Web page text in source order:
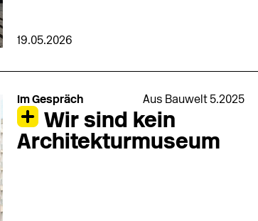
19.05.2026
Im Gespräch Aus Bauwelt 5.2025
Wir sind kein
Architekturmuseum